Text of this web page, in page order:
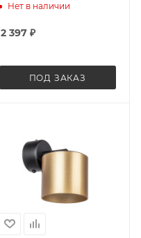
Нет в наличии
2 397₽
ПОД ЗАКАЗ